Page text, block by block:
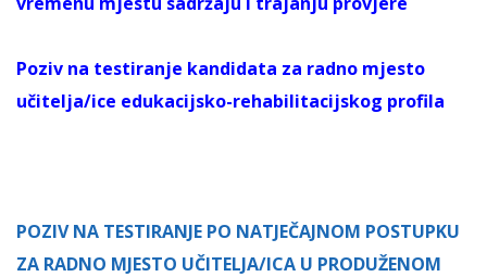
Poziv na testiranje kandidata za radno mjesto
učitelja/ice edukacijsko-rehabilitacijskog profila
POZIV NA TESTIRANJE PO NATJEČAJNOM POSTUPKU
ZA RADNO MJESTO UČITELJA/ICA U PRODUŽENOM